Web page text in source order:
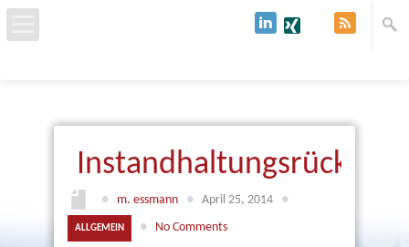
Über uns
Baufinanzierung
Immobilien & Grundstücke
Instandhaltungsrücklage
● m. essmann ● April 25, 2014 ●
ALLGEMEIN ● No Comments